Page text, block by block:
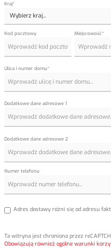
Kraj*
Kod pocztowy Miejscowość*
Ulica i numer domu*
Dodatkowe dane adresowe 1
Dodatkowe dane adresowe 2
Numer telefonu
Adres dostawy różni się od adresu
Ta witryna jest chroniona przez
Obowiązują również ogólne warunki